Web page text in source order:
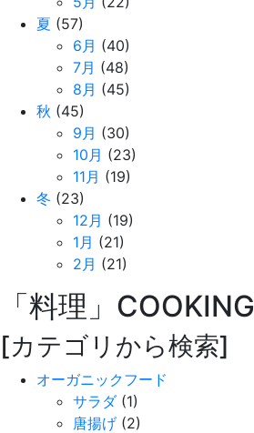
夏 (57)
6月 (40)
7月 (48)
8月 (45)
秋 (45)
9月 (30)
10月 (23)
11月 (19)
冬 (23)
12月 (19)
1月 (21)
2月 (21)
「料理」 COOKING
[カテゴリから検索]
オーガニックフード
サラダ(1)
唐揚げ (2)